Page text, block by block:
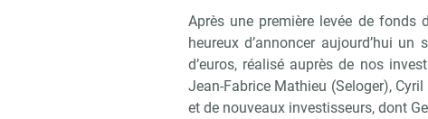
Après une première levée de fonds
heureux d’annoncer aujourd’hui
d’euros, réalisé auprès de nos
Jean-Fabrice Mathieu (Seloger),
et de nouveaux investisseurs, dont
Recevoir